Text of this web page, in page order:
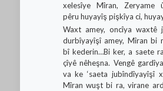
xelesîye Mîran, Zeryame
pêru huyayîş pişkîya ci,
Waxt amey, oncîya waxtê
durbîyayîşî amey, Mîran bi
bî kederin…Bi ker, a saete
çîyê nêheşna. Vengê
va ke ‘saeta jubîndîyayîşî
Mîran wuşt bi ra, virane